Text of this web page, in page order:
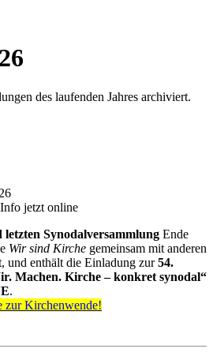
des laufenden Jahres archiviert.
jetzt online
Synodalversammlung Ende
Wir sind Kirche gemeinsam mit anderen
und enthält die Einladung zur54.
Machen. Kirche – konkret synodal“
.
Kirchenwende!